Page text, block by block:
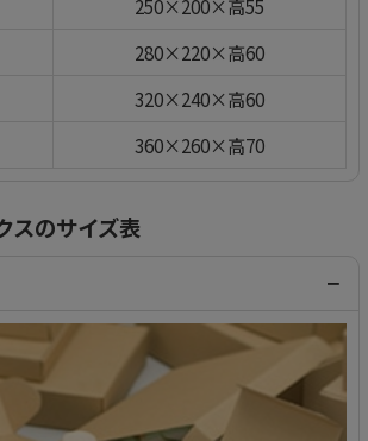
250×200×高55
280×220×高60
320×240×高60
360×260×高70
スのサイズ表